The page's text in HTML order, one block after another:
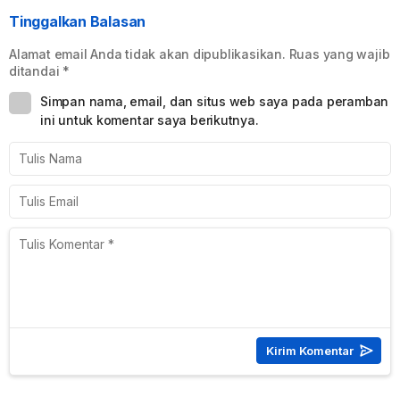
Tinggalkan Balasan
Alamat email Anda tidak akan dipublikasikan. Ruas yang wajib
ditandai *
Simpan nama, email, dan situs web saya pada peramban
ini untuk komentar saya berikutnya.